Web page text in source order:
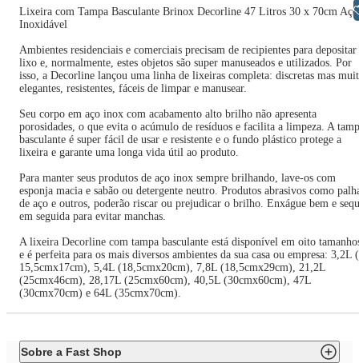
Lixeira com Tampa Basculante Brinox Decorline 47 Litros 30 x 70cm Aço
Inoxidável
Ambientes residenciais e comerciais precisam de recipientes para depositar
lixo e, normalmente, estes objetos são super manuseados e utilizados. Por
isso, a Decorline lançou uma linha de lixeiras completa: discretas mas
elegantes, resistentes, fáceis de limpar e manusear.
Seu corpo em aço inox com acabamento alto brilho não apresenta
porosidades, o que evita o acúmulo de resíduos e facilita a limpeza. A
basculante é super fácil de usar e resistente e o fundo plástico protege a
lixeira e garante uma longa vida útil ao produto.
Para manter seus produtos de aço inox sempre brilhando, lave-os com
esponja macia e sabão ou detergente neutro. Produtos abrasivos como
de aço e outros, poderão riscar ou prejudicar o brilho. Enxágue bem e
em seguida para evitar manchas.
A lixeira Decorline com tampa basculante está disponível em oito
e é perfeita para os mais diversos ambientes da sua casa ou empresa: 3,2L
15,5cmx17cm), 5,4L (18,5cmx20cm), 7,8L (18,5cmx29cm), 21,2L
(25cmx46cm), 28,17L (25cmx60cm), 40,5L (30cmx60cm), 47L
(30cmx70cm) e 64L (35cmx70cm).
Sobre a Fast Shop
Libras